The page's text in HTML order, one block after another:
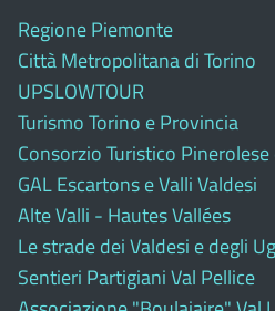
Regione Piemonte
Città Metropolitana di Torino
UPSLOWTOUR
Turismo Torino e Provincia
Consorzio Turistico Pinerolese
GAL Escartons e Valli Valdesi
Alte Valli - Hautes Vallées
Le strade dei Valdesi e degli
Sentieri Partigiani Val Pellice